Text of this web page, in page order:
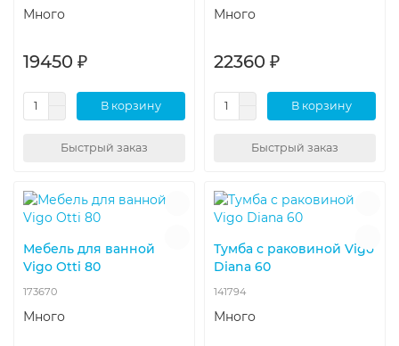
Много
19450 ₽
В корзину
Быстрый заказ
Много
22360 ₽
В корзину
Быстрый заказ
Мебель для ванной
Vigo Otti 80
173670
Много
Тумба с раковиной Vigo
Diana 60
141794
Много